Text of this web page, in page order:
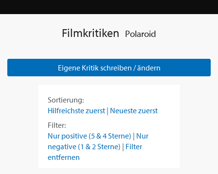
Filmkritiken Polaroid
Eigene Kritik schreiben / ändern
Sortierung:
Hilfreichste zuerst | Neueste zuerst
Filter:
Nur positive (5 & 4 Sterne) | Nur
negative (1 & 2 Sterne) | Filter
entfernen